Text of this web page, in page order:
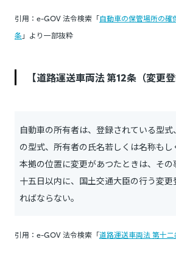
引用：e-GOV 法令検索「自動車の保管場所の確
条 」より一部抜粋
【道路運送車両法 第12条（変更登
自動車の所有者は、登録されている型
の型式、所有者の氏名若しくは名称も
本拠の位置に変更があつたときは、その
十五日以内に、国土交通大臣の行う変
ればならない。
引用：e-GOV 法令検索「道路運送車両法 第十二